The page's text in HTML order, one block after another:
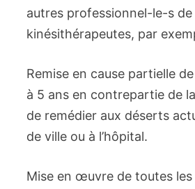
autres professionnel-le-s
kinésithérapeutes, par
Remise en cause partielle
à 5 ans en contrepartie de
de remédier aux déserts
de ville ou à l’hôpital.
Mise en œuvre de toutes